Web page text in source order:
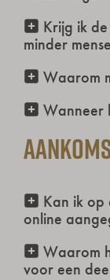
Krijg ik
minder
Waarom
Wanneer
Kan ik op
online
Waarom
voor een